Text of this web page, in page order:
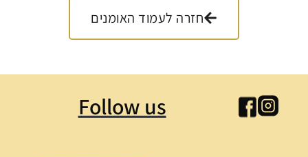
חזרה לעמוד האומנים
Follow us